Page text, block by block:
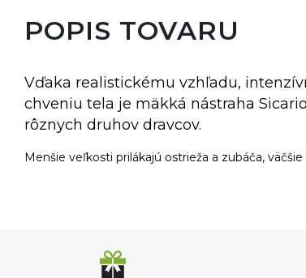
POPIS TOVARU
Vďaka realistickému vzhľadu,
chveniu tela je mäkká nástraha
rôznych druhov dravcov.
Menšie veľkosti prilákajú ostrieža a zubáča,